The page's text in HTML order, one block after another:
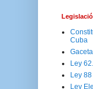
Cuba
Ley
Ley 88
Ley